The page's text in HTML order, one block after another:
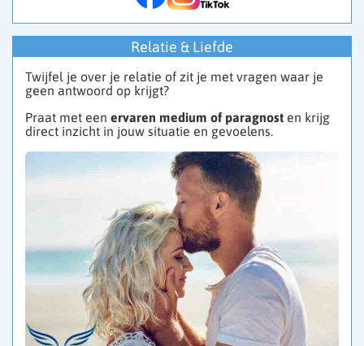
Relatie & Liefde
Twijfel je over je relatie of zit je met vragen waar je
geen antwoord op krijgt?
Praat met een ervaren medium of paragnost en krijg
direct inzicht in jouw situatie en gevoelens.